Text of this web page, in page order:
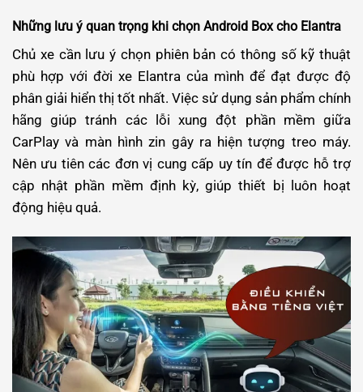
Những lưu ý quan trọng khi chọn Android Box cho Elantra
Chủ xe cần lưu ý chọn phiên bản có thông số kỹ thuật
phù hợp với đời xe Elantra của mình để đạt được độ
phân giải hiển thị tốt nhất. Việc sử dụng sản phẩm chính
hãng giúp tránh các lỗi xung đột phần mềm giữa
CarPlay và màn hình zin gây ra hiện tượng treo máy.
Nên ưu tiên các đơn vị cung cấp uy tín để được hỗ trợ
cập nhật phần mềm định kỳ, giúp thiết bị luôn hoạt
động hiệu quả.